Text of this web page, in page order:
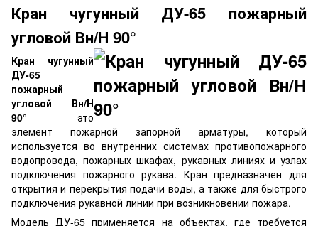
Кран чугунный ДУ-65 пожарный
угловой Вн/Н 90°
Кран чугунный
ДУ-65
пожарный
угловой Вн/Н
90° — это
элемент пожарной запорной арматуры, который
используется во внутренних системах противопожарного
водопровода, пожарных шкафах, рукавных линиях и узлах
подключения пожарного рукава. Кран предназначен для
открытия и перекрытия подачи воды, а также для быстрого
подключения рукавной линии при возникновении пожара.
Модель ДУ-65 применяется на объектах, где требуется